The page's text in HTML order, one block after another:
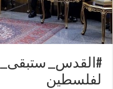
#القدس_
لفلسطين